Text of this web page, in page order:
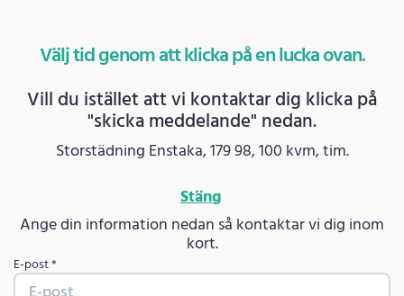
Välj tid genom att klicka på en lucka ovan.
Vill du istället att vi kontaktar dig klicka på
"skicka meddelande" nedan.
Storstädning Enstaka, 179 98, 100 kvm, tim.
Stäng
Ange din information nedan så kontaktar vi dig inom
kort.
E-post *